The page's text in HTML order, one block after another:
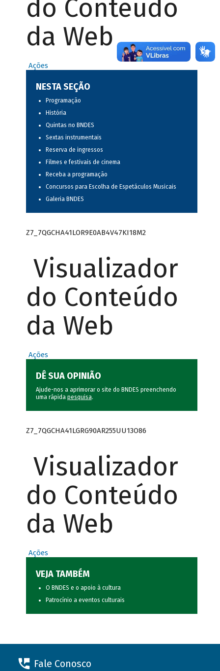
do Conteúdo
da Web
Ações
NESTA SEÇÃO
Programação
História
Quintas no BNDES
Sextas instrumentais
Reserva de ingressos
Filmes e festivais de cinema
Receba a programação
Concursos para Escolha de Espetáculos Musicais
Galeria BNDES
Z7_7QGCHA41LOR9E0AB4V47KI18M2
Visualizador
do Conteúdo
da Web
Ações
DÊ SUA OPINIÃO
Ajude-nos a aprimorar o site do BNDES preenchendo
uma rápida pesquisa.
Z7_7QGCHA41LGRG90AR255UU13O86
Visualizador
do Conteúdo
da Web
Ações
VEJA TAMBÉM
O BNDES e o apoio à cultura
Patrocínio a eventos culturais
Fale Conosco